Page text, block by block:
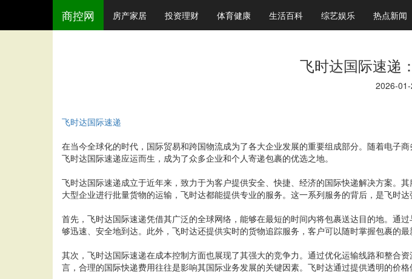
商控网 房产家居 投资理财 体育健康 生活百科 综艺娱乐 热点新闻
飞时达国际速递
2026-
飞时达国际速递
在当今全球化的时代，国际贸易和跨国物流成为了各大企业发展的重要组成部分。随着电子
飞时达国际速递应运而生，成为了众多企业和个人寄递包裹的优选之地。
飞时达国际速递成立于近年来，致力于为客户提供安全、快捷、经济的国际快递解决方案。
大型企业进行批量货物的运输，飞时达都能提供专业的服务。这一系列服务的背后，是飞时达
首先，飞时达国际速递凭借其广泛的全球网络，能够在最短的时间内将包裹送达目的地。通
够迅速、安全地到达。此外，飞时达还提供实时的货物追踪服务，客户可以随时掌握包裹的最
其次，飞时达国际速递在成本控制方面也展现了其强大的竞争力。通过优化运输线路和整合
言，合理的国际快递费用往往是影响其国际业务发展的关键因素。飞时达通过提供透明的价